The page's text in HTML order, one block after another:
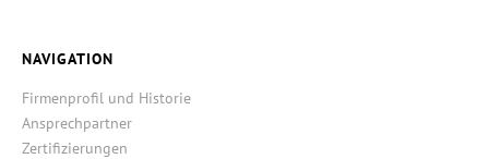
NAVIGATION
Firmenprofil und Historie
Ansprechpartner
Zertifizierungen